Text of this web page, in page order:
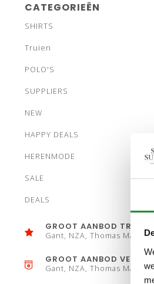
CATEGORIEËN
SHIRTS
Truien
POLO'S
SUPPLIERS
NEW
HAPPY DEALS
HERENMODE
SALE
DEALS
GROOT AANBOD TRUIEN
Gant, NZA, Thomas Maine
GROOT AANBOD VESTEN
Gant, NZA, Thomas Maine